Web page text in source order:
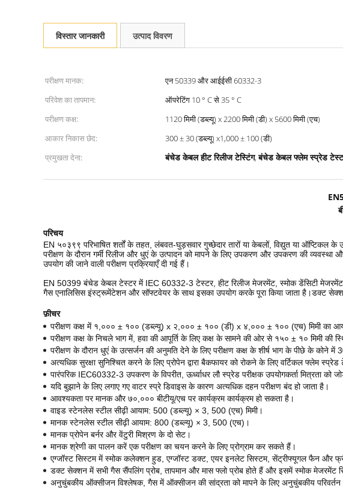
विस्तार जानकारी उत्पाद विवरण
परीक्षण मानक: एन 50339 और आईईसी 60332-3
परिवेश का तापमान:
ऑपरेटिंग 10 ° C से 35 ° C
परीक्षण कक्ष:
1120 मिमी (डब्ल्यू) x 2200 मिमी (डी) x 5600 मिमी (एच)
आकार निकास छेद:
300 ± 30 (डब्ल्यू) x1,000 ± 100 (डी)
प्रमुखता देना:
बंचेड केबल हीट रिलीज टेस्टिंग,बंचेड केबल फ्लेम स्प्रेड
परिचय
EN ५०३९९ परिभाषित शर्तों के तहत, लंबवत-घुड़सवार गुच्छेदार तारों या केबलों, विद्युत या ऑप्टिकल
परीक्षण के दौरान गर्मी रिलीज और धुएं के उत्पादन को मापने के लिए उपकरण और उपकरण की
उपयोग की जाने वाली परीक्षण प्रक्रियाएँ दी गई हैं।
EN 50399 बंचेड केबल टेस्टर में IEC 60332-3 टेस्टर, हीट रिलीज मेजरमेंट, स्मोक डेंसिटी
गैस एनालिसिस इंस्ट्रूमेंटेशन और सॉफ्टवेयर के साथ इसका उपयोग करके पूरा किया जाता है।डक्ट
फ़ीचर
परीक्षण कक्ष में १,००० ± १०० (डब्ल्यू) x २,००० ± १०० (डी) x ४,००० ± १०० (एच) मिमी का
परीक्षण कक्ष के निचले भाग में, हवा की आपूर्ति के लिए कक्ष के सामने की ओर से १५० ± १० मिमी
परीक्षण के दौरान धुएं के उत्सर्जन की अनुमति देने के लिए परीक्षण कक्ष के शीर्ष भाग के पीछे के
अत्यधिक सुरक्षा सुनिश्चित करने के लिए प्रोपेन द्वारा बैकफायर को रोकने के लिए वर्टिकल फ्लेम
पारंपरिक IEC60332-3 उपकरण के विपरीत, ऊर्ध्वाधर लौ स्प्रेड परीक्षक उपयोगकर्ता मित्रता को
यदि बुझाने के लिए लगाए गए वाटर स्प्रे डिवाइस के कारण अत्यधिक दहन परीक्षण बंद हो जाता है।
​आवश्यकता पर मानक और ७०,००० बीटीयू/एच पर कार्यक्रम कार्यक्रम हो सकता है।
वाइड स्टेनलेस स्टील सीढ़ी आयाम: 500 (डब्ल्यू) × 3, 500 (एच) मिमी।
मानक स्टेनलेस स्टील सीढ़ी आयाम: 800 (डब्ल्यू) × 3, 500 (एच)।
मानक प्रोपेन बर्नर और वेंटुरी मिश्रण के दो सेट।
​मानक श्रेणी का पालन करें एक परीक्षण का चयन करने के लिए प्रोग्राम कर सकते हैं।
एग्जॉस्ट सिस्टम में स्मोक कलेक्शन हुड, एग्जॉस्ट डक्ट, एयर इनलेट सिस्टम, सेंट्रीफ्यूगल फैन और
डक्ट सेक्शन में सभी गैस सैंपलिंग प्रोब, तापमान और मास फ्लो प्रोब होते हैं और इसमें स्मोक मेजरमेंट
अनुचुंबकीय ऑक्सीजन विश्लेषक, गैस में ऑक्सीजन की सांद्रता को मापने के लिए अनुचुंबकीय परिवर्तन